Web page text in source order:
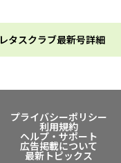
レタスクラブ最新号詳細
プライバシーポリシー
利用規約
ヘルプ・サポート
広告掲載について
最新トピックス